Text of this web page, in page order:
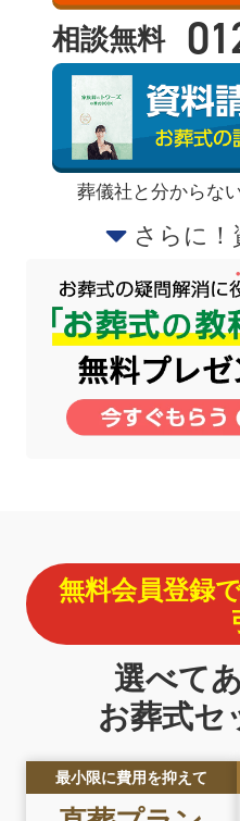
相談無料
葬儀社と分からな
さらに！
無料会員登録
選べて
お葬式セ
最小限に費用を抑えて